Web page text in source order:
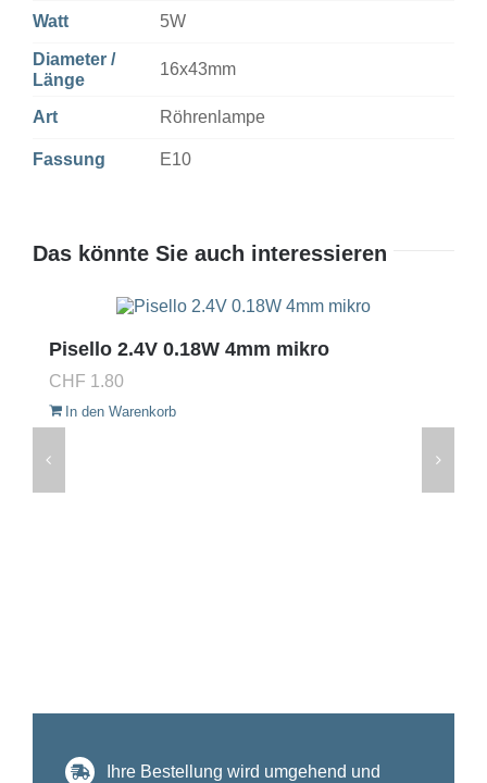
Watt 5W
Diameter /
Länge
16x43mm
Art Röhrenlampe
Fassung E10
Das könnte Sie auch interessieren
Pisello 2.4V 0.18W 4mm mikro
CHF 1.80
In den Warenkorb
Ihre Bestellung wird umgehend und